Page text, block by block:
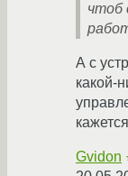
чтоб
А с
какой-
Gvidon